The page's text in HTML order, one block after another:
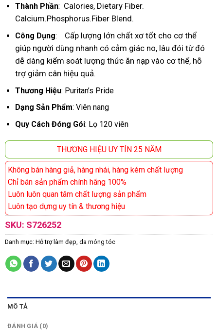
Thành Phần: Calories, Dietary Fiber.
Calcium.Phosphorus.Fiber Blend.
Công Dụng: Cấp lượng lớn chất xơ tốt cho cơ thể
giúp người dùng nhanh có cảm giác no, lâu đói từ đó
dễ dàng kiểm soát lượng thức ăn nạp vào cơ thể, hỗ
trợ giảm cân hiệu quả.
Thương Hiệu: Puritan’s Pride
Dạng Sản Phẩm: Viên nang
Quy Cách Đóng Gói: Lọ 120 viên
THƯƠNG HIỆU UY TÍN 25 NĂM
Không bán hàng giả, hàng nhái, hàng kém chất lượng
Chỉ bán sản phẩm chính hãng 100%
Luôn luôn quan tâm chất lượng sản phẩm
Luôn tạo dựng uy tín & thương hiệu
SKU: S726252
Danh mục: Hỗ trợ làm đẹp, da móng tóc
MÔ TẢ
ĐÁNH GIÁ (0)